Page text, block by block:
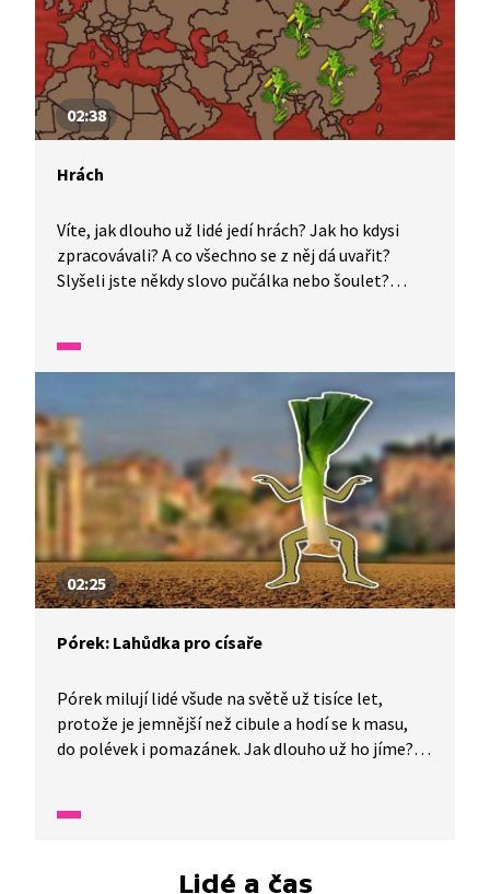
02:38
Hrách
Víte, jak dlouho už lidé jedí hrách? Jak ho kdysi
zpracovávali? A co všechno se z něj dá uvařit?
Slyšeli jste někdy slovo pučálka nebo šoulet?
02:25
Pórek: Lahůdka pro císaře
Pórek milují lidé všude na světě už tisíce let,
protože je jemnější než cibule a hodí se k masu,
do polévek i pomazánek. Jak dlouho už ho jíme?
proč? A která část pórku je nejzdravější?
Lidé a čas